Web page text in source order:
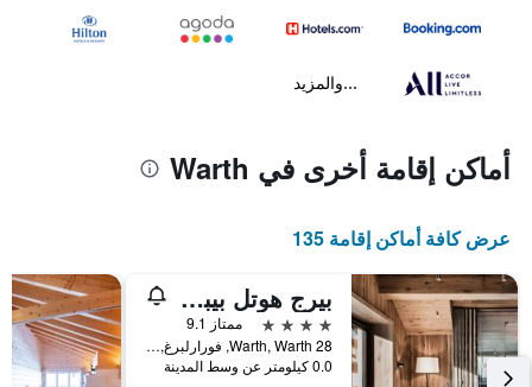
...والمزيد
أماكن إقامة أخرى في Warth
عرض كافة أماكن إقامة 135
بيرج هوتل بيبيركوبف
4 نجوم
ممتاز 9.1
28 Warth, Warth, فورارلبرغ, النمسا
0.0 كيلومتر عن وسط المدينة